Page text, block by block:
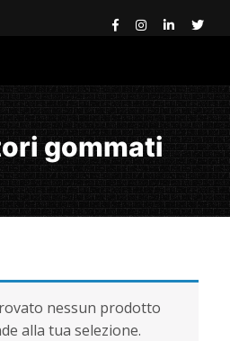
gommati
nessun prodotto
alla tua selezione.